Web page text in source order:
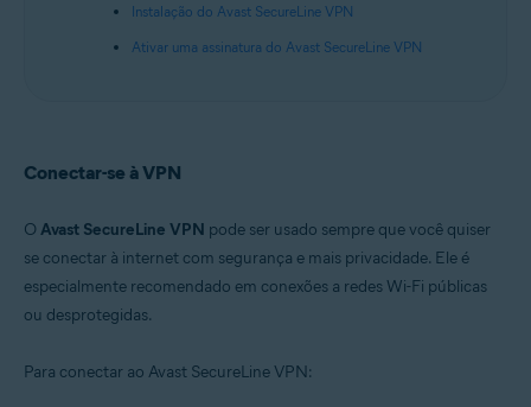
Instalação do Avast SecureLine VPN
Ativar uma assinatura do Avast SecureLine VPN
Conectar-se à VPN
O Avast SecureLine VPN pode ser usado sempre que você quiser
se conectar à internet com segurança e mais privacidade. Ele é
especialmente recomendado em conexões a redes Wi-Fi públicas
ou desprotegidas.
Para conectar ao Avast SecureLine VPN: